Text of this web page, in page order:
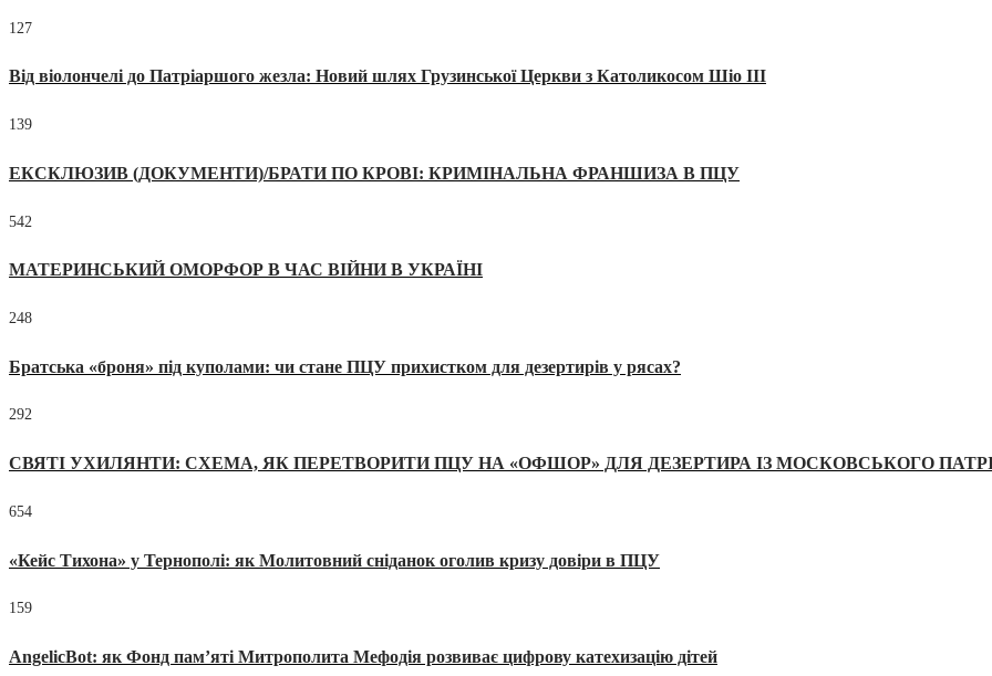
127
Від віолончелі до Патріаршого жезла: Новий шлях Грузинської Церкви з Католикосом Шіо III
139
ЕКСКЛЮЗИВ (ДОКУМЕНТИ)/БРАТИ ПО КРОВІ: КРИМІНАЛЬНА ФРАНШИЗА В ПЦУ
542
МАТЕРИНСЬКИЙ ОМОРФОР В ЧАС ВІЙНИ В УКРАЇНІ
248
Братська «броня» під куполами: чи стане ПЦУ прихистком для дезертирів у рясах?
292
СВЯТІ УХИЛЯНТИ: СХЕМА, ЯК ПЕРЕТВОРИТИ ПЦУ НА «ОФШОР» ДЛЯ ДЕЗЕРТИРА ІЗ МОСКОВСЬКОГО
654
«Кейс Тихона» у Тернополі: як Молитовний сніданок оголив кризу довіри в ПЦУ
159
AngelicBot: як Фонд пам’яті Митрополита Мефодія розвиває цифрову катехизацію дітей